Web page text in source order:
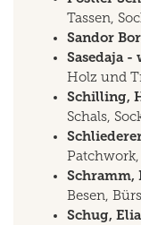
Tassen,
Sandor
Sasedaja -
Holz und
Schilling,
Schals,
Schramm,
Besen,
Schug,